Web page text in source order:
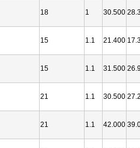
18 1 30.500
15 1.1 21.400
15 1.1 31.500
21 1.1 30.500
21 1.1 42.000